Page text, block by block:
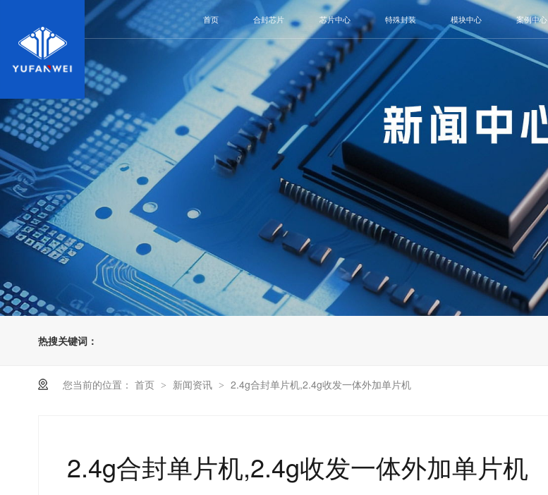
首页 合封芯片 芯片中心 特殊封装 模块中心 案例中心
热搜关键词：
您当前的位置： 首页 > 新闻资讯 > 2.4g合封单片机,2.4g收发一体外加单片机
2.4g合封单片机,2.4g收发一体外加单片机